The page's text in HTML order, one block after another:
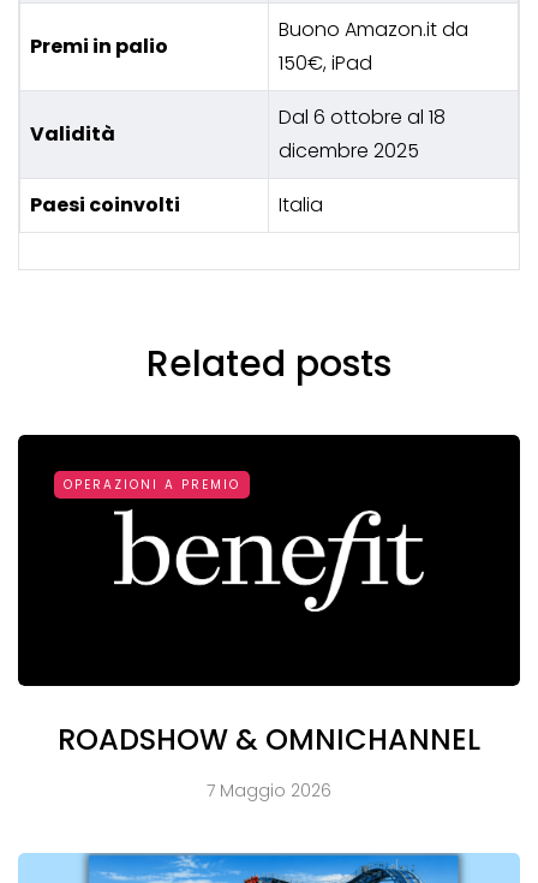
Premi in palio
Buono Amazon.it da
150€, iPad
Validità
Dal 6 ottobre al 18
dicembre 2025
Paesi coinvolti
Italia
Related posts
OPERAZIONI A PREMIO
ROADSHOW & OMNICHANNEL
7 Maggio 2026